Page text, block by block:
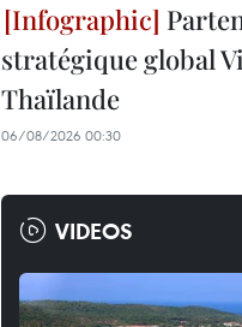
stratégique global
Thaïlande
06/08/2026 00:30
VIDEOS